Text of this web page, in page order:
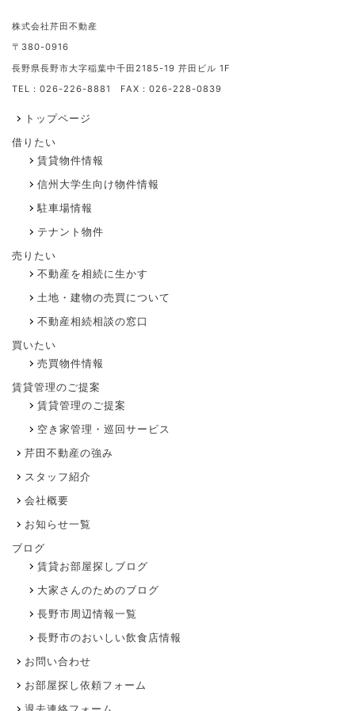
株式会社芹田不動産
〒380-0916
長野県長野市大字稲葉中千田2185-19 芹田ビル 1F
TEL：026-226-8881 FAX：026-228-0839
トップページ
借りたい
賃貸物件情報
信州大学生向け物件情報
駐車場情報
テナント物件
売りたい
不動産を相続に生かす
土地・建物の売買について
不動産相続相談の窓口
買いたい
売買物件情報
賃貸管理のご提案
賃貸管理のご提案
空き家管理・巡回サービス
芹田不動産の強み
スタッフ紹介
会社概要
お知らせ一覧
ブログ
賃貸お部屋探しブログ
大家さんのためのブログ
長野市周辺情報一覧
長野市のおいしい飲食店情報
お問い合わせ
お部屋探し依頼フォーム